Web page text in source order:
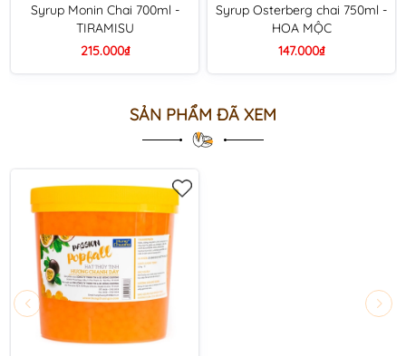
Syrup Monin Chai 700ml -
TIRAMISU
215.000₫
Syrup Osterberg chai 750ml -
HOA MỘC
147.000₫
SẢN PHẨM ĐÃ XEM